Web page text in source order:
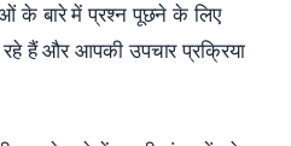
के बारे में प्रश्न पूछने के लिए
रहे हैं और आपकी उपचार प्रक्रिया